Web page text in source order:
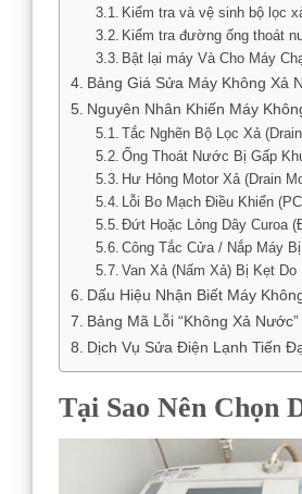
Kiểm tra và vệ sinh bộ lọc
Kiểm tra đường ống thoát
Bật lại máy Và Cho Máy
Bảng Giá Sửa Máy Không Xả
Nguyên Nhân Khiến Máy
Tắc Nghẽn Bộ Lọc Xả
Ống Thoát Nước Bị Gấp
Hư Hỏng Motor Xả (Drain
Lỗi Bo Mạch Điều Khiển
Đứt Hoặc Lỏng Dây Curoa
Công Tắc Cửa / Nắp Máy
Van Xả (Nấm Xả) Bị Kẹt
Dấu Hiệu Nhận Biết Máy
Bảng Mã Lỗi “Không Xả
Dịch Vụ Sửa Điện Lạnh Tiến
Tại Sao Nên Chọn